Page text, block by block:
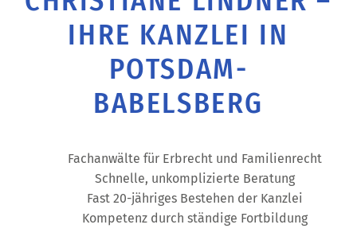
IHRE KANZLEI IN
POTSDAM-
BABELSBERG
Fachanwälte für Erbrecht und Familienrecht
Schnelle, unkomplizierte Beratung
Fast 20-jähriges Bestehen der Kanzlei
Kompetenz durch ständige Fortbildung